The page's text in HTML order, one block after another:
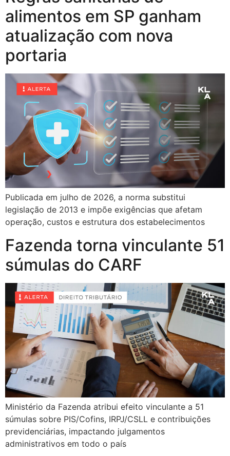
alimentos em SP ganham
atualização com nova
portaria
Publicada em julho de 2026, a norma substitui
legislação de 2013 e impõe exigências que afetam
operação, custos e estrutura dos estabelecimentos
Fazenda torna vinculante 51
súmulas do CARF
Ministério da Fazenda atribui efeito vinculante a 51
súmulas sobre PIS/Cofins, IRPJ/CSLL e contribuições
previdenciárias, impactando julgamentos
administrativos em todo o país